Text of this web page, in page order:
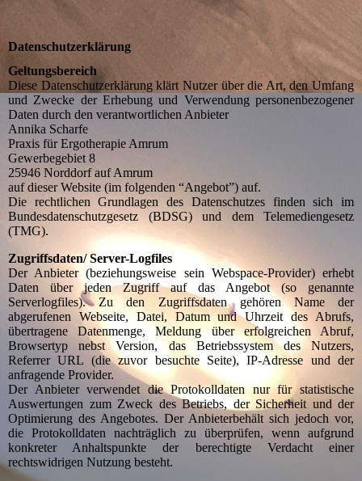
Datenschutzerklärung
Geltungsbereich
Diese Datenschutzerklärung klärt Nutzer über die Art, den Umfang
und Zwecke der Erhebung und Verwendung personenbezogener
Daten durch den verantwortlichen Anbieter
Annika Scharfe
Praxis für Ergotherapie Amrum
Gewerbegebiet 8
25946 Norddorf auf Amrum
auf dieser Website (im folgenden “Angebot”) auf.
Die rechtlichen Grundlagen des Datenschutzes finden sich im
Bundesdatenschutzgesetz (BDSG) und dem Telemediengesetz
(TMG).
Zugriffsdaten/ Server-Logfiles
Der Anbieter (beziehungsweise sein Webspace-Provider) erhebt
Daten über jeden Zugriff auf das Angebot (so genannte
Serverlogfiles). Zu den Zugriffsdaten gehören Name der
abgerufenen Webseite, Datei, Datum und Uhrzeit des Abrufs,
übertragene Datenmenge, Meldung über erfolgreichen Abruf,
Browsertyp nebst Version, das Betriebssystem des Nutzers,
Referrer URL (die zuvor besuchte Seite), IP-Adresse und der
anfragende Provider.
Der Anbieter verwendet die Protokolldaten nur für statistische
Auswertungen zum Zweck des Betriebs, der Sicherheit und der
Optimierung des Angebotes. Der Anbieterbehält sich jedoch vor,
die Protokolldaten nachträglich zu überprüfen, wenn aufgrund
konkreter Anhaltspunkte der berechtigte Verdacht einer
rechtswidrigen Nutzung besteht.